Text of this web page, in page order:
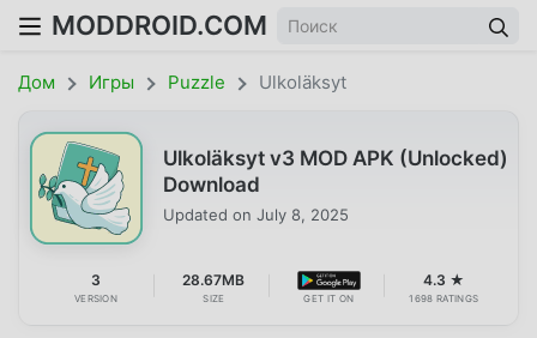
MODDROID.COM
Дом Игры Puzzle Ulkoläksyt
Ulkoläksyt v3 MOD APK (Unlocked)
Download
Updated on July 8, 2025
3
VERSION
28.67MB
SIZE GET IT ON
4.3 ★
1698 RATINGS